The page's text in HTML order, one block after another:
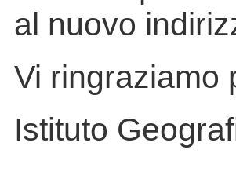
al nuovo
Vi ringraziamo
Istituto